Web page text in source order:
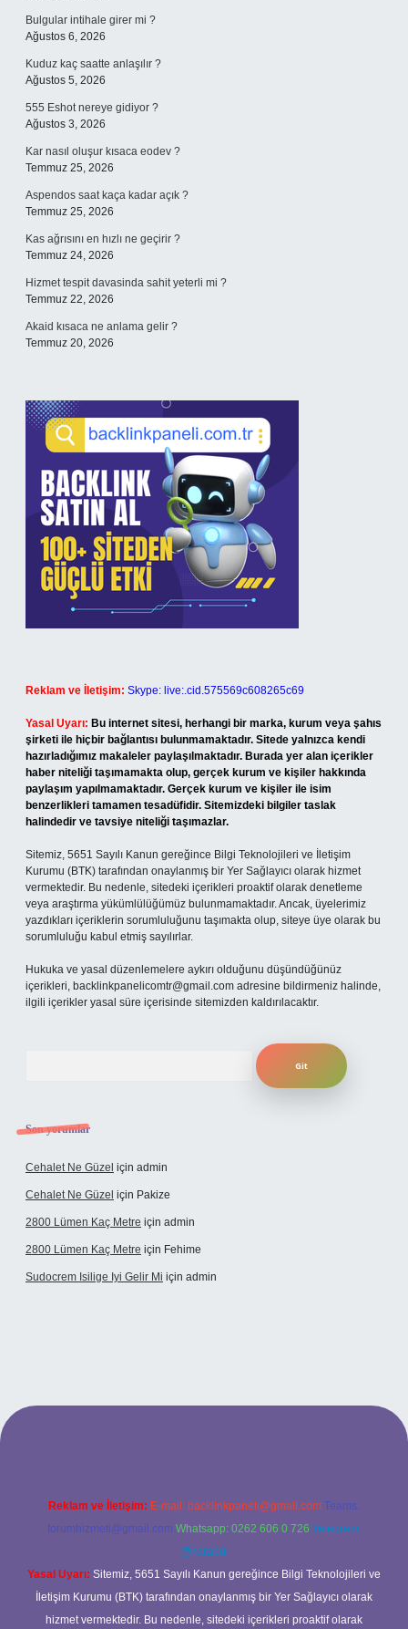
Bulgular intihale girer mi ?
Ağustos 6, 2026
Kuduz kaç saatte anlaşılır ?
Ağustos 5, 2026
555 Eshot nereye gidiyor ?
Ağustos 3, 2026
Kar nasıl oluşur kısaca eodev ?
Temmuz 25, 2026
Aspendos saat kaça kadar açık ?
Temmuz 25, 2026
Kas ağrısını en hızlı ne geçirir ?
Temmuz 24, 2026
Hizmet tespit davasinda sahit yeterli mi ?
Temmuz 22, 2026
Akaid kısaca ne anlama gelir ?
Temmuz 20, 2026
Reklam ve İletişim: Skype: live:.cid.575569c608265c69
Yasal Uyarı: Bu internet sitesi, herhangi bir marka, kurum veya şahıs
şirketi ile hiçbir bağlantısı bulunmamaktadır. Sitede yalnızca kendi
hazırladığımız makaleler paylaşılmaktadır. Burada yer alan içerikler
haber niteliği taşımamakta olup, gerçek kurum ve kişiler hakkında
paylaşım yapılmamaktadır. Gerçek kurum ve kişiler ile isim
benzerlikleri tamamen tesadüfidir. Sitemizdeki bilgiler taslak
halindedir ve tavsiye niteliği taşımazlar.
Sitemiz, 5651 Sayılı Kanun gereğince Bilgi Teknolojileri ve İletişim
Kurumu (BTK) tarafından onaylanmış bir Yer Sağlayıcı olarak hizmet
vermektedir. Bu nedenle, sitedeki içerikleri proaktif olarak denetleme
veya araştırma yükümlülüğümüz bulunmamaktadır. Ancak, üyelerimiz
yazdıkları içeriklerin sorumluluğunu taşımakta olup, siteye üye olarak bu
sorumluluğu kabul etmiş sayılırlar.
Hukuka ve yasal düzenlemelere aykırı olduğunu düşündüğünüz
içerikleri, backlinkpanelicomtr@gmail.com adresine bildirmeniz halinde,
ilgili içerikler yasal süre içerisinde sitemizden kaldırılacaktır.
Son yorumlar
Cehalet Ne Güzel için admin
Cehalet Ne Güzel için Pakize
2800 Lümen Kaç Metre için admin
2800 Lümen Kaç Metre için Fehime
Sudocrem Isilige Iyi Gelir Mi için admin
bet giriş
Reklam ve İletişim: E-mail: backlinkpaneli@gmail.com Teams:
forumhizmeti@gmail.com Whatsapp: 0262 606 0 726 Telegram:
@karabul
Yasal Uyarı: Sitemiz, 5651 Sayılı Kanun gereğince Bilgi Teknolojileri ve
İletişim Kurumu (BTK) tarafından onaylanmış bir Yer Sağlayıcı olarak
hizmet vermektedir. Bu nedenle, sitedeki içerikleri proaktif olarak